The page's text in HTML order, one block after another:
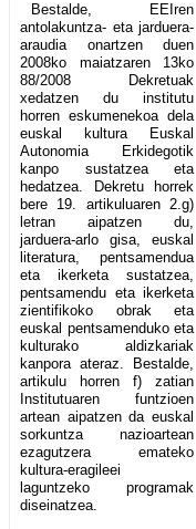
Bestalde, EEIren
antolakuntza- eta jarduera-
araudia onartzen duen
2008ko maiatzaren 13ko
88/2008 Dekretuak
xedatzen du institutu
horren eskumenekoa dela
euskal kultura Euskal
Autonomia Erkidegotik
kanpo sustatzea eta
hedatzea. Dekretu horrek
bere 19. artikuluaren 2.g)
letran aipatzen du,
jarduera-arlo gisa, euskal
literatura, pentsamendua
eta ikerketa sustatzea,
pentsamendu eta ikerketa
zientifikoko obrak eta
euskal pentsamenduko eta
kulturako aldizkariak
kanpora ateraz. Bestalde,
artikulu horren f) zatian
Institutuaren funtzioen
artean aipatzen da euskal
sorkuntza nazioartean
ezagutzera emateko
kultura-eragileei
laguntzeko programak
diseinatzea.